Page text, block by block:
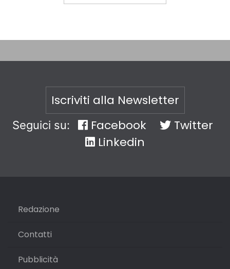
Iscriviti alla Newsletter
Seguici su: Facebook
Twitter
Linkedin
Redazione
Contatti
Pubblicità